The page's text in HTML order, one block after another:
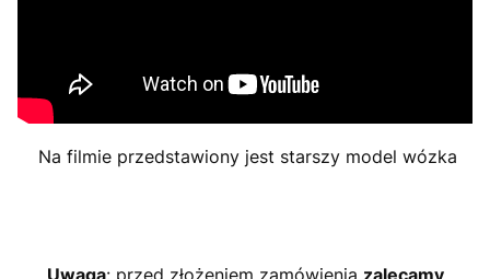
Na filmie przedstawiony jest starszy model wózka
Uwaga: przed złożeniem zamówienia zalecamy